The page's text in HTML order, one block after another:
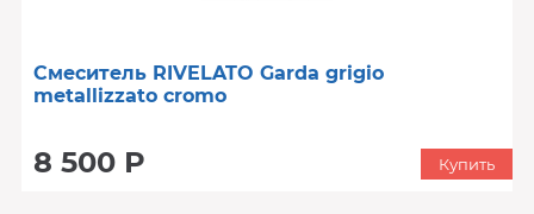
Смеситель RIVELATO Garda grigio
metallizzato cromo
8 500 Р Купить